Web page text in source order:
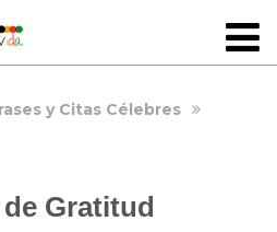
y Citas Célebres
Gratitud